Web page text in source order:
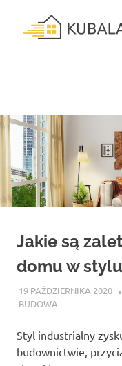
content
Jakie są
domu w
19 PAŹDZIERNIKA 2020
BUDOWA
Styl industrialny
budownictwie,